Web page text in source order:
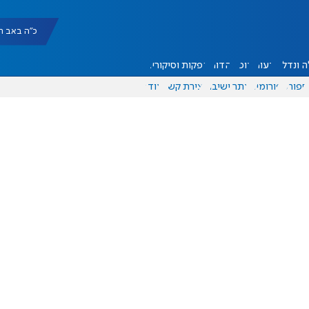
כ"ה באב תשפ"ו
ונדל"ן דעות אוכל יהדות הפקות וסיקורים
ספורט פורומים אתר ישיבה יצירת קשר עוד